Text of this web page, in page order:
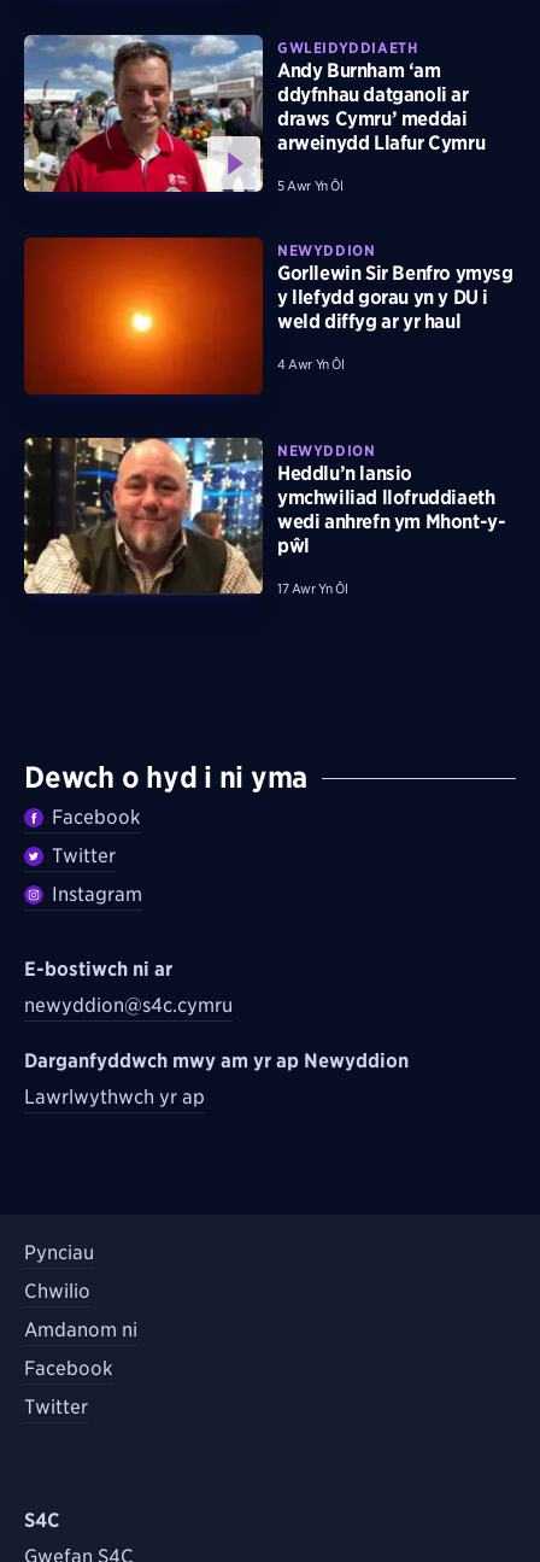
GWLEIDYDDIAETH
Andy Burnham ‘am
ddyfnhau datganoli ar
draws Cymru’ meddai
arweinydd Llafur Cymru
5 Awr Yn Ôl
NEWYDDION
Gorllewin Sir Benfro ymysg
y llefydd gorau yn y DU i
weld diffyg ar yr haul
4 Awr Yn Ôl
NEWYDDION
Heddlu’n lansio
ymchwiliad llofruddiaeth
wedi anhrefn ym Mhont-y-
pŵl
17 Awr Yn Ôl
Dewch o hyd i ni yma
Facebook
Twitter
Instagram
E-bostiwch ni ar
newyddion@s4c.cymru
Darganfyddwch mwy am yr ap Newyddion
Lawrlwythwch yr ap
Pynciau
Chwilio
Amdanom ni
Facebook
Twitter
S4C
Gwefan S4C